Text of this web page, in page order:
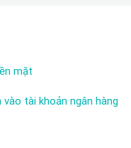
mặt
tài khoản ngân hàng